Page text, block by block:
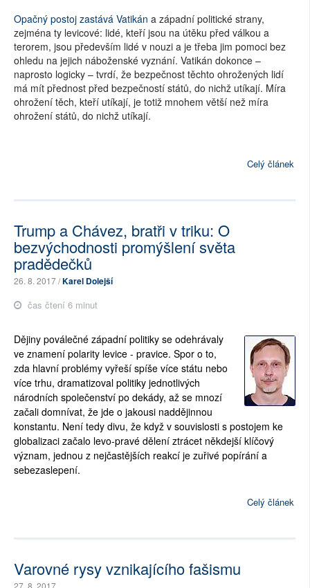
Opačný postoj zastává Vatikán a západní politické strany,
zejména ty levicové: lidé, kteří jsou na útěku před válkou a
terorem, jsou především lidé v nouzi a je třeba jim pomoci bez
ohledu na jejich náboženské vyznání. Vatikán dokonce –
naprosto logicky – tvrdí, že bezpečnost těchto ohrožených lidí
má mít přednost před bezpečností států, do nichž utíkají. Míra
ohrožení těch, kteří utíkají, je totiž mnohem větší než míra
ohrožení států, do nichž utíkají.
Celý článek
Trump a Chávez, bratři v triku: O
bezvýchodnosti promýšlení světa
pradědečků
26. 8. 2017 /Karel Dolejší
čas čtení 6 minut
Dějiny poválečné západní politiky se odehrávaly
ve znamení polarity levice - pravice. Spor o to,
zda hlavní problémy vyřeší spíše více státu nebo
více trhu, dramatizoval politiky jednotlivých
národních společenství po dekády, až se mnozí
začali domnívat, že jde o jakousi naddějinnou
konstantu. Není tedy divu, že když v souvislosti s postojem ke
globalizaci začalo levo-pravé dělení ztrácet někdejší klíčový
význam, jednou z nejčastějších reakcí je zuřivé popírání a
sebezaslepení.
Celý článek
Varovné rysy vznikajícího fašismu
27. 8. 2017